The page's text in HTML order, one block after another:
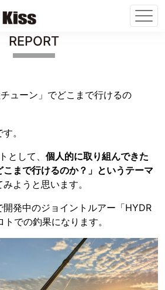
REPORT
ューン」でどこまで行けるの
。
として、 個人的に取り組んできた
こまで行けるのか？」というテーマ
ようと思います。
発中のジョイントルアー「HYDR
での釣果になります。